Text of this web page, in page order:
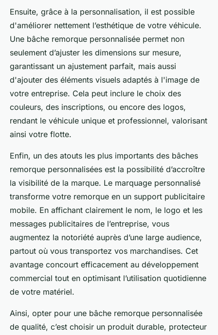
Ensuite, grâce à la personnalisation, il est possible
d'améliorer nettement l’esthétique de votre véhicule.
Une bâche remorque personnalisée permet non
seulement d’ajuster les dimensions sur mesure,
garantissant un ajustement parfait, mais aussi
d'ajouter des éléments visuels adaptés à l'image de
votre entreprise. Cela peut inclure le choix des
couleurs, des inscriptions, ou encore des logos,
rendant le véhicule unique et professionnel, valorisant
ainsi votre flotte.
Enfin, un des atouts les plus importants des bâches
remorque personnalisées est la possibilité d’accroître
la visibilité de la marque. Le marquage personnalisé
transforme votre remorque en un support publicitaire
mobile. En affichant clairement le nom, le logo et les
messages publicitaires de l’entreprise, vous
augmentez la notoriété auprès d’une large audience,
partout où vous transportez vos marchandises. Cet
avantage concourt efficacement au développement
commercial tout en optimisant l’utilisation quotidienne
de votre matériel.
Ainsi, opter pour une bâche remorque personnalisée
de qualité, c’est choisir un produit durable, protecteur